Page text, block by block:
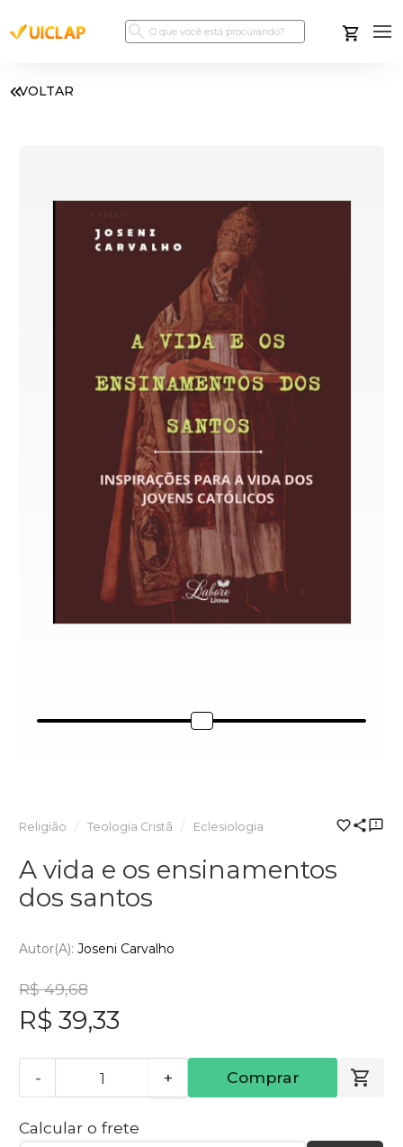
VOLTAR
Religião Teologia Cristã Eclesiologia
A vida e os ensinamentos
dos santos
Autor(a): Joseni Carvalho
R$ 49,68
R$ 39,33
- + Comprar
Calcular o frete